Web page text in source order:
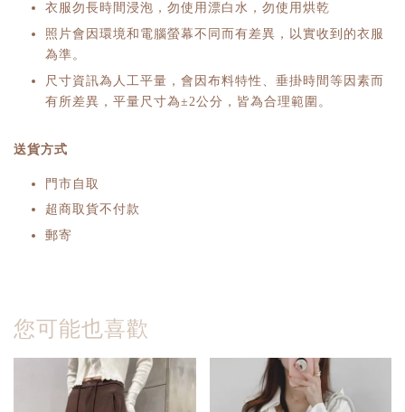
衣服勿長時間浸泡，勿使用漂白水，勿使用烘乾
照片會因環境和電腦螢幕不同而有差異，以實收到的衣服
為準。
尺寸資訊為人工平量，會因布料特性、垂掛時間等因素而
有所差異，平量尺寸為±2公分，皆為合理範圍。
送貨方式
門市自取
超商取貨不付款
郵寄
您可能也喜歡